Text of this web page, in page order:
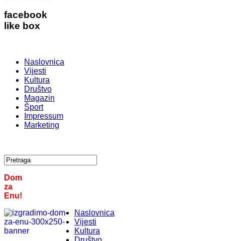
facebook
like box
Naslovnica
Vijesti
Kultura
Društvo
Magazin
Šport
Impressum
Marketing
Dom
za
Enu!
Naslovnica
Vijesti
Kultura